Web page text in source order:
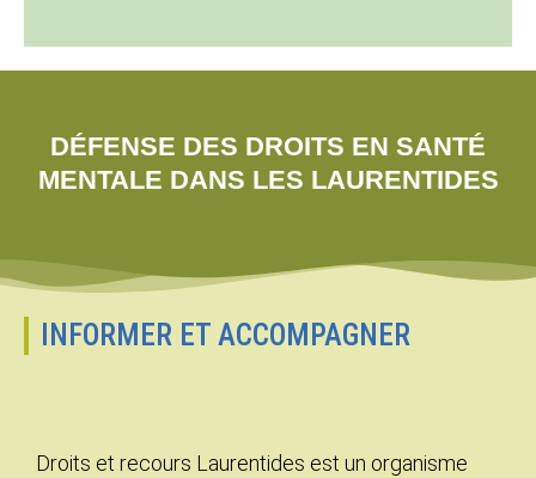
faire respecter vos
droits
accompagnement
DÉFENSE DES DROITS EN SANTÉ
MENTALE DANS LES LAURENTIDES
INFORMER ET ACCOMPAGNER
Droits et recours Laurentides est un organisme